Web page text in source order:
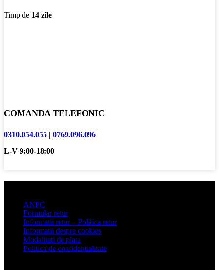
Timp de 14 zile
COMANDA TELEFONIC
0310.054.055 | 0769.096.096
L-V 9:00-18:00
ANPC
Formular retur
Informatii retur – Politica retur
Informatii despre cookies
Modalitati de plata
Politica de confidentialitate